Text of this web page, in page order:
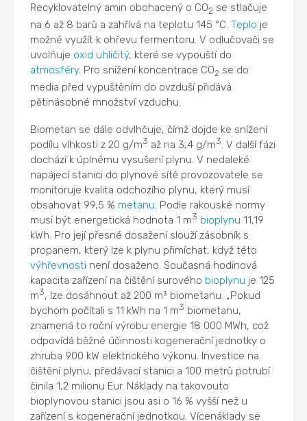
Recyklovatelný amin obohacený o CO2 se stlačuje
na 6 až 8 barů a zahřívá na teplotu 145 °C.Teplo je
možné využít k ohřevu fermentoru. V odlučovači se
uvolňuje oxid uhličitý, které se vypouští do
atmosféry. Pro snížení koncentrace CO2 se do
media před vypuštěním do ovzduší přidává
pětinásobné množství vzduchu.
Biometan se dále odvlhčuje, čímž dojde ke snížení
podílu vlhkosti z 20 g/m3 až na 3,4 g/m3. V další fázi
dochází k úplnému vysušení plynu. V nedaleké
napájecí stanici do plynové sítě provozovatele se
monitoruje kvalita odchozího plynu, který musí
obsahovat 99,5 % metanu. Podle rakouské normy
musí být energetická hodnota 1 m3 bioplynu 11,19
kWh. Pro její přesné dosažení slouží zásobník s
propanem, který lze k plynu přimíchat, když této
výhřevnosti není dosaženo. Současná hodinová
kapacita zařízení na čištění surového bioplynu je 125
m3, lze dosáhnout až 200 m³ biometanu. „Pokud
bychom počítali s 11 kWh na 1 m3 biometanu,
znamená to roční výrobu energie 18 000 MWh, což
odpovídá běžné účinnosti kogenerační jednotky o
zhruba 900 kW elektrického výkonu. Investice na
čištění plynu, předávací stanici a 100 metrů potrubí
činila 1,2 milionu Eur. Náklady na takovouto
bioplynovou stanici jsou asi o 16 % vyšší než u
zařízení s kogenerační jednotkou. Vícenáklady se